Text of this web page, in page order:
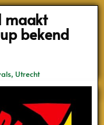
maakt
bekend
, Utrecht